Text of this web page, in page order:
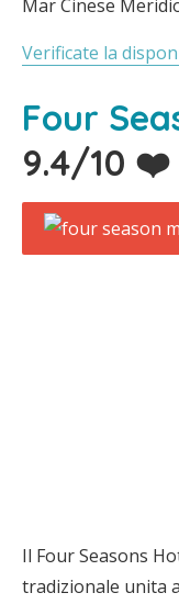
Mar Cinese
Verificate la
Four
9.4/10 ❤️
Il Four Seasons
tradizionale unita